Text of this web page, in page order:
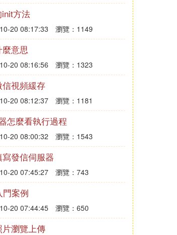
方法
20 08:17:33 瀏覽：1149
意思
20 08:16:56 瀏覽：1323
視頻緩存
20 08:12:37 瀏覽：1181
怎麼看執行過程
20 08:00:32 瀏覽：1543
發信伺服器
20 07:45:27 瀏覽：743
門案例
20 07:44:45 瀏覽：650
瀏覽上傳